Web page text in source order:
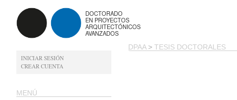
DOCTORADO
EN PROYECTOS
ARQUITECTÓNICOS
AVANZADOS
INICIAR SESIÓN
CREAR CUENTA
MENÚ
DPAA> TESIS DOCTORALES